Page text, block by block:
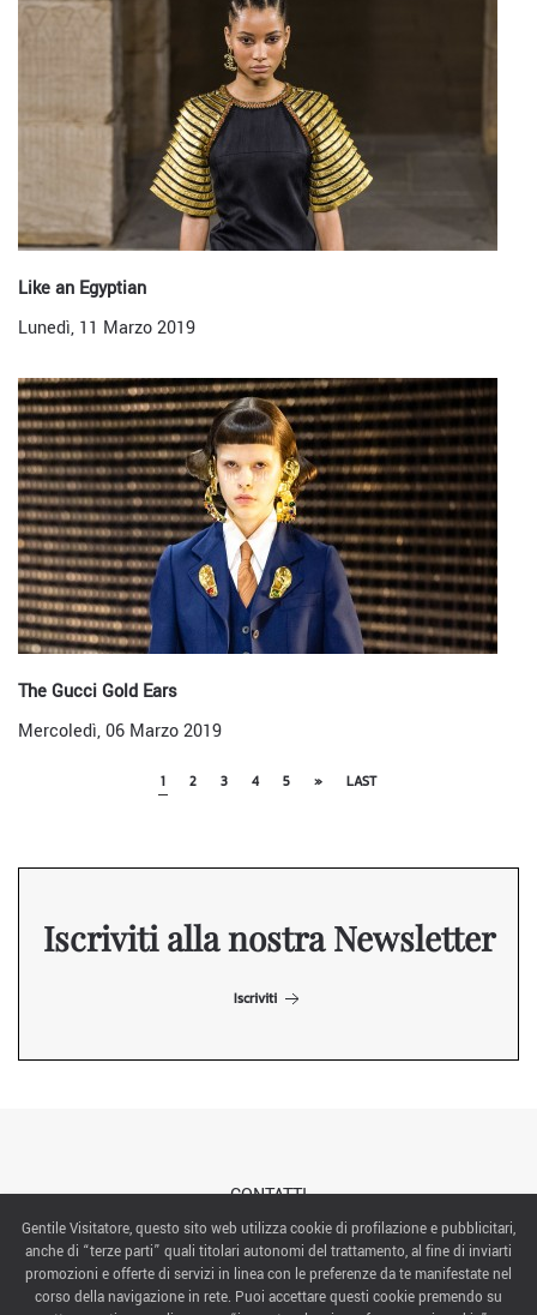
Like an Egyptian
Lunedì, 11 Marzo 2019
The Gucci Gold Ears
Mercoledì, 06 Marzo 2019
1 2 3 4 5 » LAST
Iscriviti alla nostra Newsletter
Iscriviti
CONTATTI
ABOUT US
ITALIAN EXHIBITION GROUP SpA All rights reserved
Gentile Visitatore, questo sito web utilizza cookie di profilazione e pubblicitari,
anche di “terze parti” quali titolari autonomi del trattamento, al fine di inviarti
promozioni e offerte di servizi in linea con le preferenze da te manifestate nel
corso della navigazione in rete. Puoi accettare questi cookie premendo su